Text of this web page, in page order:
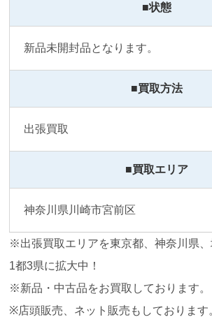
■状態
新品未開封品となります。
■買取方法
出張買取
■買取エリア
神奈川県川崎市宮前区
※出張買取エリアを東京都、神奈川県
1都3県に拡大中！
※新品・中古品をお買取しております。
※店頭販売、ネット販売もしております